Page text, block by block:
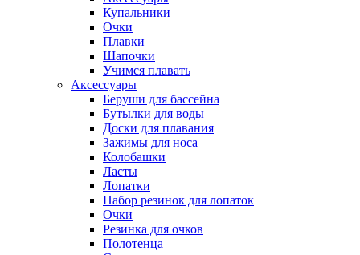
Купальники
Очки
Плавки
Шапочки
Учимся плавать
Аксессуары
Беруши для бассейна
Бутылки для воды
Доски для плавания
Зажимы для носа
Колобашки
Ласты
Лопатки
Набор резинок для лопаток
Очки
Резинка для очков
Полотенца